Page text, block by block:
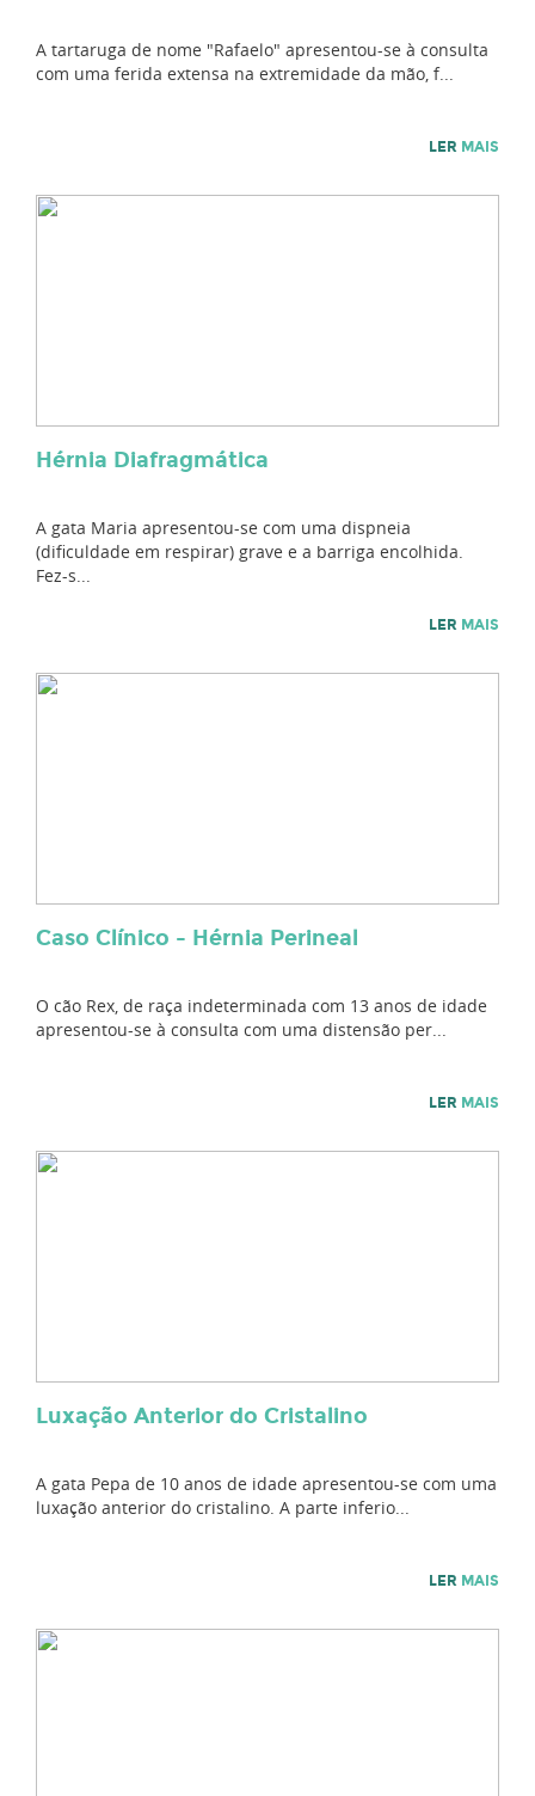
A tartaruga de nome "Rafaelo" apresentou-se à consulta
com uma ferida extensa na extremidade da mão, f...
LER MAIS
Hérnia Diafragmática
A gata Maria apresentou-se com uma dispneia
(dificuldade em respirar) grave e a barriga encolhida.
Fez-s...
LER MAIS
Caso Clínico - Hérnia Perineal
O cão Rex, de raça indeterminada com 13 anos de idade
apresentou-se à consulta com uma distensão per...
LER MAIS
Luxação Anterior do Cristalino
A gata Pepa de 10 anos de idade apresentou-se com uma
luxação anterior do cristalino. A parte inferio...
LER MAIS